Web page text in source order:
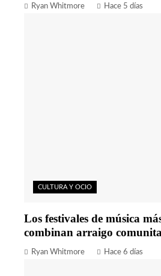
Ryan Whitmore Hace 5 días
CULTURA Y OCIO
Los festivales de música
combinan arraigo
Ryan Whitmore Hace 6 días